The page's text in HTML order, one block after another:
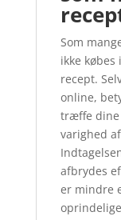
Som
ikke
recept.
online,
træffe dine
varighed
afbrydes
er mindre